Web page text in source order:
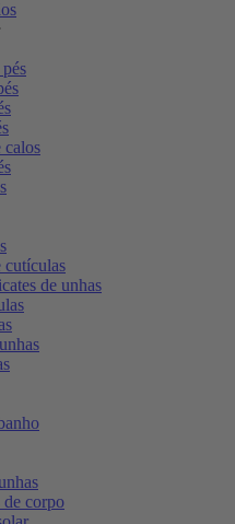
calos
cutículas
de unhas
de corpo